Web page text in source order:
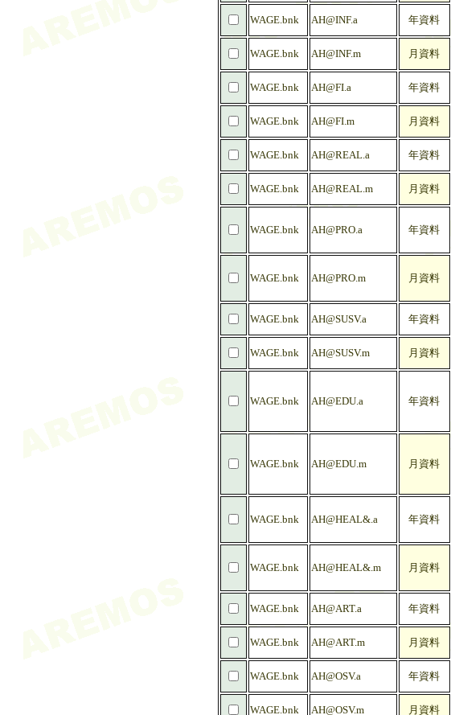
WAGE.bnk AH@INF.a 年資料
WAGE.bnk AH@INF.m 月資料
WAGE.bnk AH@FI.a 年資料
WAGE.bnk AH@FI.m 月資料
WAGE.bnk AH@REAL.a 年資料
WAGE.bnk AH@REAL.m 月資料
WAGE.bnk AH@PRO.a 年資料
WAGE.bnk AH@PRO.m 月資料
WAGE.bnk AH@SUSV.a 年資料
WAGE.bnk AH@SUSV.m 月資料
WAGE.bnk AH@EDU.a 年資料
WAGE.bnk AH@EDU.m 月資料
WAGE.bnk AH@HEAL&.a 年資料
WAGE.bnk AH@HEAL&.m 月資料
WAGE.bnk AH@ART.a 年資料
WAGE.bnk AH@ART.m 月資料
WAGE.bnk AH@OSV.a 年資料
WAGE.bnk AH@OSV.m 月資料